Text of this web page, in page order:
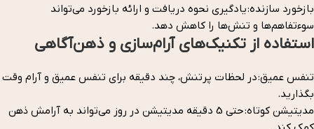
بازخورد سازنده: یادگیری نحوه دریافت و ارائه بازخورد می‌تواند
سوءتفاهم‌ها و تنش‌ها را کاهش دهد.
استفاده از تکنیک‌های آرام‌سازی و ذهن‌آگاهی
تنفس عمیق: در لحظات پرتنش، چند دقیقه برای تنفس عمیق و آرام وقت
بگذارید.
مدیتیشن کوتاه: حتی 5 دقیقه مدیتیشن در روز می‌تواند به آرامش ذهن